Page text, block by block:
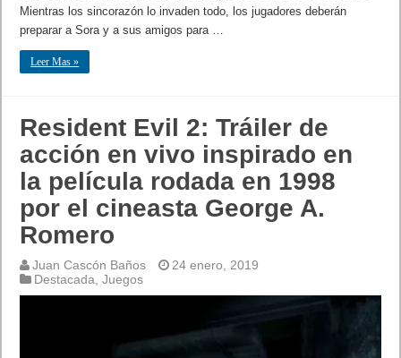
Mientras los sincorazón lo invaden todo, los jugadores deberán
preparar a Sora y a sus amigos para …
Leer Mas »
Resident Evil 2: Tráiler de
acción en vivo inspirado en
la película rodada en 1998
por el cineasta George A.
Romero
Juan Cascón Baños
24 enero, 2019
Destacada ,Juegos